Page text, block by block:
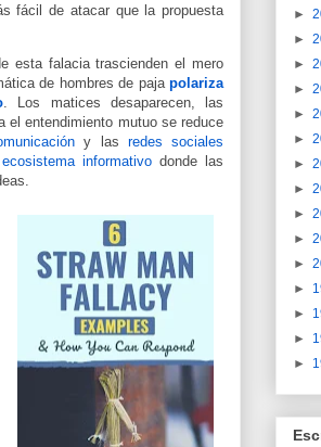
fácil de atacar que la propuesta
esta falacia trascienden el mero
de hombres de pajapolariza
. Los matices desaparecen, las
el entendimiento mutuo se reduce
y las redes sociales
ecosistema informativodonde las
►
►
►
►
►
►
►
►
►
►
►
►
►
►
►